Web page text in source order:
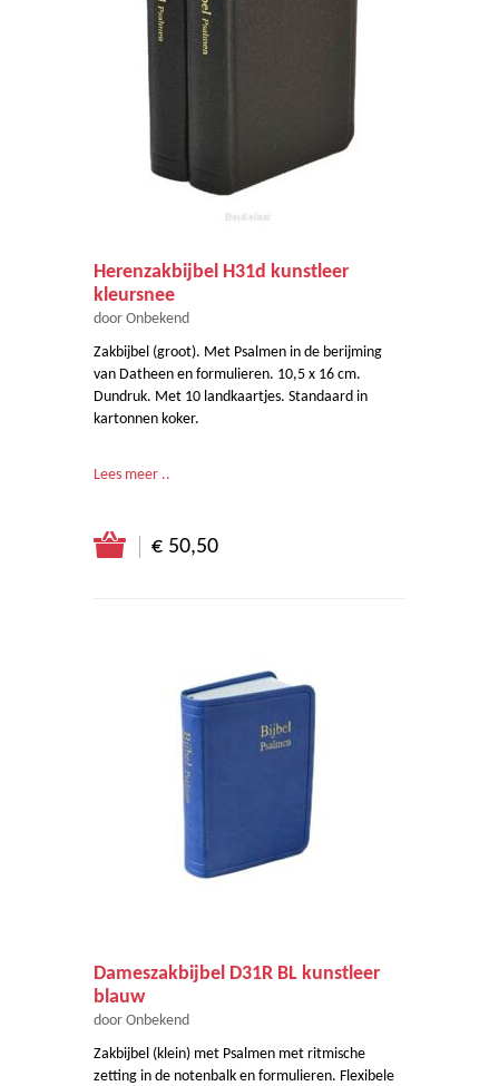
Herenzakbijbel H31d kunstleer
kleursnee
door Onbekend
Zakbijbel (groot). Met Psalmen in de berijming
van Datheen en formulieren. 10,5 x 16 cm.
Dundruk. Met 10 landkaartjes. Standaard in
kartonnen koker.
Lees meer ..
€ 50,50
Dameszakbijbel D31R BL kunstleer
blauw
door Onbekend
Zakbijbel (klein) met Psalmen met ritmische
zetting in de notenbalk en formulieren. Flexibele